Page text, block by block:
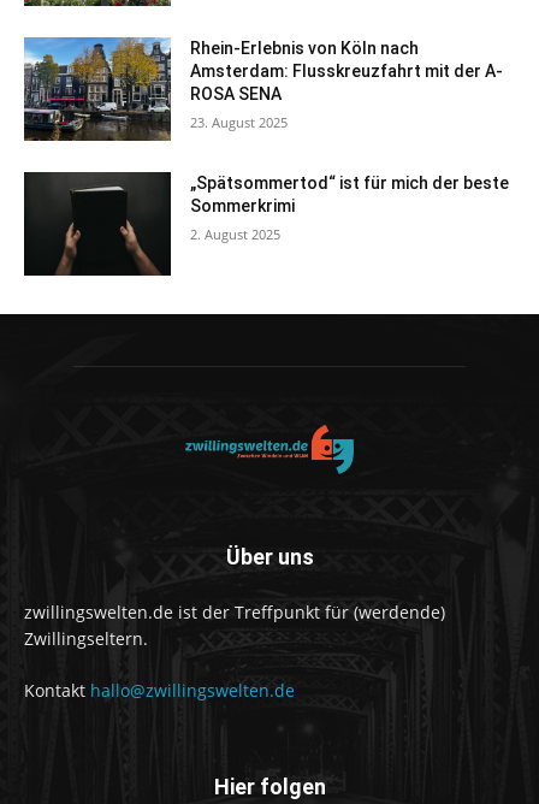
Rhein-Erlebnis von Köln nach
Amsterdam: Flusskreuzfahrt mit der A-
ROSA SENA
23. August 2025
„Spätsommertod“ ist für mich der beste
Sommerkrimi
2. August 2025
Über uns
zwillingswelten.de ist der Treffpunkt für (werdende)
Zwillingseltern.
Kontakt hallo@zwillingswelten.de
Hier folgen